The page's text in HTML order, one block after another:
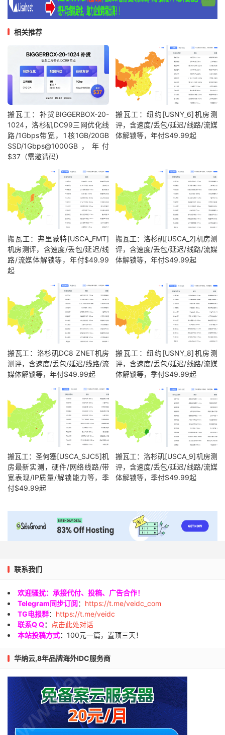
相关推荐
搬瓦工：补货BIGGERBOX-20-
1024，洛杉矶DC99三网优化线
路/1Gbps带宽，1核1GB/20GB
SSD/1Gbps@1000GB，年付
$37（需邀请码）
搬瓦工：纽约[USNY_6]机房测
评，含速度/丢包/延迟/线路/流媒
体解锁等，年付$49.99起
搬瓦工：弗里蒙特[USCA_FMT]
机房测评，含速度/丢包/延迟/线
路/流媒体解锁等，年付$49.99
起
搬瓦工：洛杉矶[USCA_2]机房测
评，含速度/丢包/延迟/线路/流媒
体解锁等，年付$49.99起
搬瓦工：洛杉矶DC8 ZNET机房
测评，含速度/丢包/延迟/线路/流
媒体解锁等，年付$49.99起
搬瓦工：纽约[USNY_8]机房测
评，含速度/丢包/延迟/线路/流媒
体解锁等，季付$49.99起
搬瓦工：圣何塞[USCA_SJC5]机
房最新实测，硬件/网络线路/带
宽表现/IP质量/解锁能力等，季
付$49.99起
搬瓦工：洛杉矶[USCA_9]机房测
评，含速度/丢包/延迟/线路/流媒
体解锁等，季付$49.99起
联系我们
欢迎骚扰：承接代付、投稿、广告合作！
Telegram同步订阅： https://t.me/veidc_com
TG电报群： https://t.me/veidc
联系Q Q：
点击此处对话
本站投稿方式： 100元一篇，置顶三天！
华纳云,8年品牌海外IDC服务商